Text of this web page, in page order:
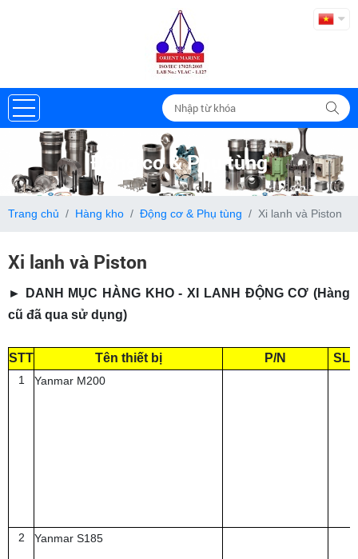
Động cơ & Phụ tùng
Trang chủ Hàng kho Động cơ & Phụ tùng Xi lanh và Piston
Xi lanh và Piston
► DANH MỤC HÀNG KHO - XI LANH ĐỘNG CƠ (Hàng
cũ đã qua sử dụng)
STT Tên thiết bị P/N SL
1 Yanmar M200
2 Yanmar S185